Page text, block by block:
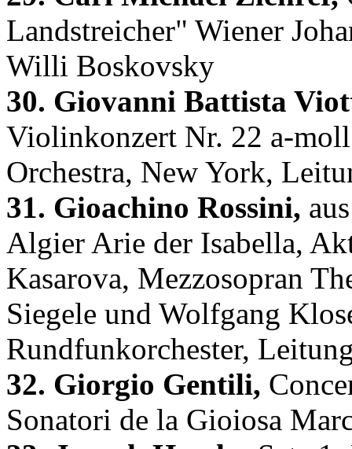
Landstreicher" Wiener
Willi Boskovsky
30. Giovanni Battista
Violinkonzert Nr. 22 a-
Orchestra, New York,
31. Gioachino Rossini,
Algier Arie der Isabella,
Kasarova, Mezzosopran
Siegele und Wolfgang
Rundfunkorchester,
32. Giorgio Gentili,
Sonatori de la Gioiosa